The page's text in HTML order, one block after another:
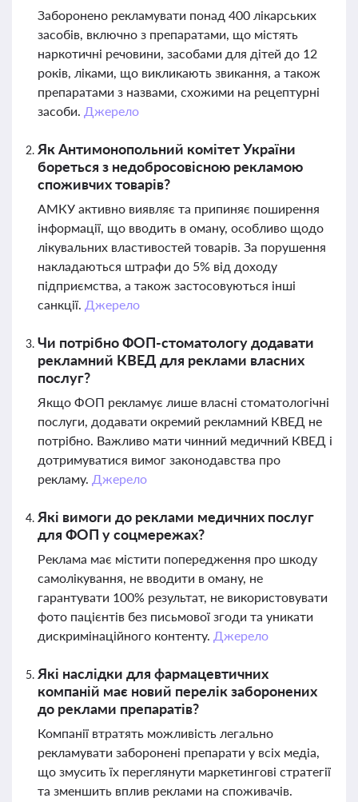
Заборонено рекламувати понад 400 лікарських
засобів, включно з препаратами, що містять
наркотичні речовини, засобами для дітей до 12
років, ліками, що викликають звикання, а також
препаратами з назвами, схожими на рецептурні
засоби. Джерело
Як Антимонопольний комітет України
бореться з недобросовісною рекламою
споживчих товарів?
АМКУ активно виявляє та припиняє поширення
інформації, що вводить в оману, особливо щодо
лікувальних властивостей товарів. За порушення
накладаються штрафи до 5% від доходу
підприємства, а також застосовуються інші
санкції. Джерело
Чи потрібно ФОП-стоматологу додавати
рекламний КВЕД для реклами власних
послуг?
Якщо ФОП рекламує лише власні стоматологічні
послуги, додавати окремий рекламний КВЕД не
потрібно. Важливо мати чинний медичний КВЕД і
дотримуватися вимог законодавства про
рекламу. Джерело
Які вимоги до реклами медичних послуг
для ФОП у соцмережах?
Реклама має містити попередження про шкоду
самолікування, не вводити в оману, не
гарантувати 100% результат, не використовувати
фото пацієнтів без письмової згоди та уникати
дискримінаційного контенту. Джерело
Які наслідки для фармацевтичних
компаній має новий перелік заборонених
до реклами препаратів?
Компанії втратять можливість легально
рекламувати заборонені препарати у всіх медіа,
що змусить їх переглянути маркетингові стратегії
та зменшить вплив реклами на споживачів.